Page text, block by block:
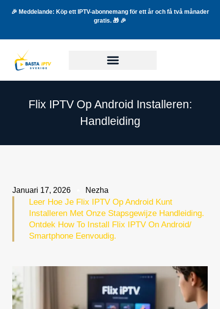
🎉 Meddelande: Köp ett IPTV-abonnemang för ett år och få två månader
gratis. 🎁 🎉
Flix IPTV Op Android Installeren:
Handleiding
Januari 17, 2026 Nezha
Leer Hoe Je Flix IPTV Op Android Kunt
Installeren Met Onze Stapsgewijze Handleiding.
Ontdek How To Install Flix IPTV On Android/
Smartphone Eenvoudig.